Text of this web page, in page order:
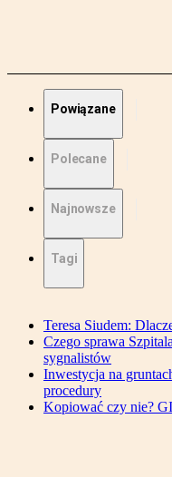
Powiązane
Polecane
Najnowsze
Tagi
Teresa Siudem:
Czego sprawa
sygnalistów
Inwestycja na
procedury
Kopiować czy nie?